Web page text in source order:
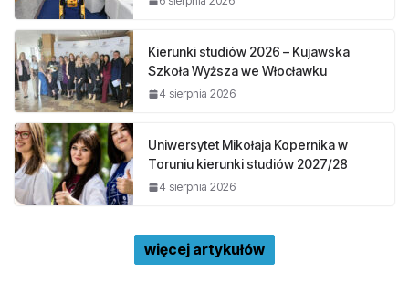
Kierunki studiów 2026 – Kujawska
Szkoła Wyższa we Włocławku
4 sierpnia 2026
Uniwersytet Mikołaja Kopernika w
Toruniu kierunki studiów 2027/28
4 sierpnia 2026
więcej artykułów